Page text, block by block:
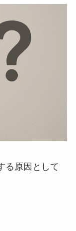
る原因として